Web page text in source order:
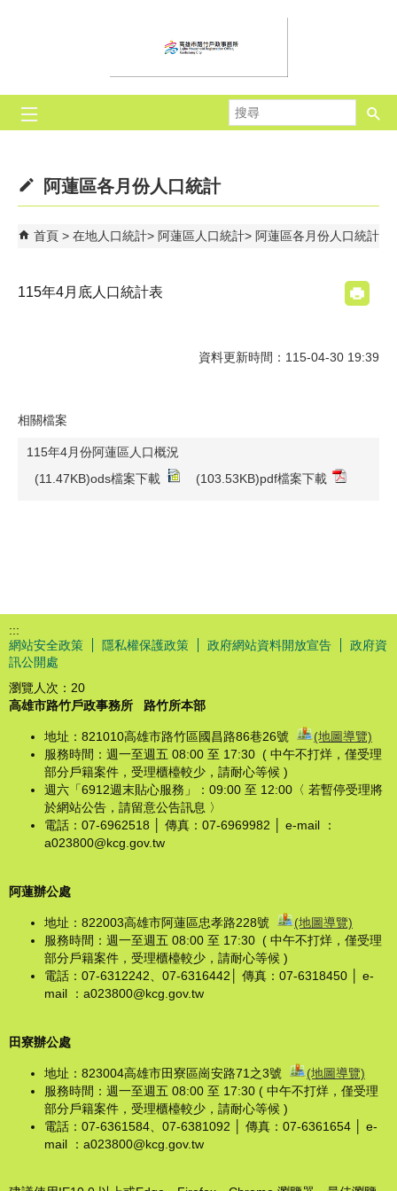
尋
阿蓮區各月份人口統計
首頁 在地人口統計 阿蓮區人口統計 阿蓮區各月份人口統計
115年4月底人口統計表
資料更新時間：115-04-30 19:39
相關檔案
115年4月份阿蓮區人口概況
(11.47KB)ods檔案下載
(103.53KB)pdf檔案下載
:::
網站安全政策
隱私權保護政策 政府網站資料開放宣告
政府資
訊公開處
瀏覽人次： 20
高雄市路竹戶政事務所
路竹所本部
地址：821010高雄市路竹區國昌路86巷26號
(地圖導覽)
服務時間：週一至週五 08:00 至 17:30 ( 中午不打烊，僅受理
部分戶籍案件，受理櫃檯較少，請耐心等候 )
週六「6912週末貼心服務」：09:00 至 12:00〈 若暫停受理將
於網站公告，請留意公告訊息 〉
電話：07-6962518 │ 傳真：07-6969982 │ e-mail ：
a023800@kcg.gov.tw
阿蓮辦公處
地址：822003高雄市阿蓮區忠孝路228號
(地圖導覽)
服務時間：週一至週五 08:00 至 17:30 ( 中午不打烊，僅受理
部分戶籍案件，受理櫃檯較少，請耐心等候 )
電話：07-6312242、07-6316442│ 傳真：07-6318450 │ e-
mail ：a023800@kcg.gov.tw
田寮辦公處
地址：823004高雄市田寮區崗安路71之3號
(地圖導覽)
服務時間：週一至週五 08:00 至 17:30 ( 中午不打烊，僅受理
部分戶籍案件，受理櫃檯較少，請耐心等候 )
電話：07-6361584、07-6381092 │ 傳真：07-6361654 │ e-
mail ：a023800@kcg.gov.tw